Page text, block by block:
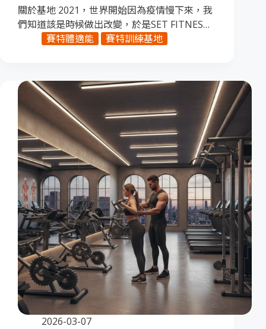
關於基地 2021，世界開始因為疫情慢下來，我
們知道該是時候做出改變，於是SET FITNES…
賽特體適能
賽特訓練基地
2026-03-07